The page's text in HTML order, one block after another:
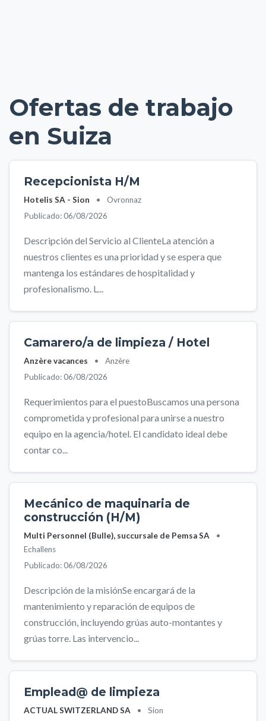
Ofertas de trabajo
en Suiza
Recepcionista H/M
Hotelis SA - Sion •
Ovronnaz
Publicado: 06/08/2026
Descripción del Servicio al ClienteLa atención a
nuestros clientes es una prioridad y se espera que
mantenga los estándares de hospitalidad y
profesionalismo. L...
Camarero/a de limpieza / Hotel
Anzère vacances •
Anzère
Publicado: 06/08/2026
Requerimientos para el puestoBuscamos una persona
comprometida y profesional para unirse a nuestro
equipo en la agencia/hotel. El candidato ideal debe
contar co...
Mecánico de maquinaria de
construcción (H/M)
Multi Personnel (Bulle), succursale de Pemsa SA
•
Echallens
Publicado: 06/08/2026
Descripción de la misiónSe encargará de la
mantenimiento y reparación de equipos de
construcción, incluyendo grúas auto-montantes y
grúas torre. Las intervencio...
Emplead@ de limpieza
ACTUAL SWITZERLAND SA •
Sion